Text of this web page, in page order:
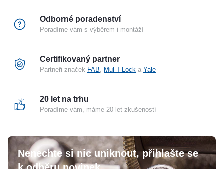
Odborné poradenství
Poradíme vám s výběrem i montáží
Certifikovaný partner
Partneři značek FAB Mul-T-Lock a Yale
20 let na trhu
Poradíme vám, máme 20 let zkušeností
Nenechte si nic uniknout, přihlašte se